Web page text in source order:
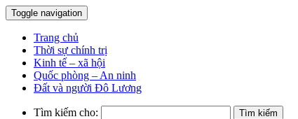
Toggle navigation
Trang chủ
Thời sự chính trị
Kinh tế – xã hội
Quốc phòng – An ninh
Đất và người Đô Lương
Tìm kiếm cho: